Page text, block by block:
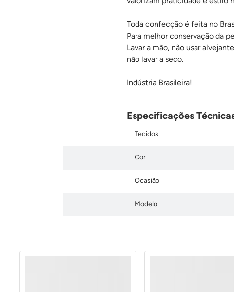
Toda confecção é feita no
Para melhor conservação da
Lavar a mão, não usar
não lavar a seco.
Indústria Brasileira!
Especificações
Tecidos
Cor
Ocasião
Modelo